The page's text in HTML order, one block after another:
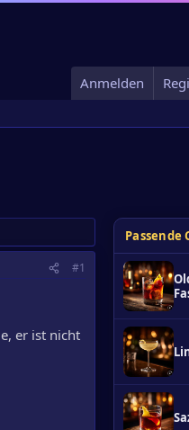
Anmelden
#1
er ist nicht
Passende